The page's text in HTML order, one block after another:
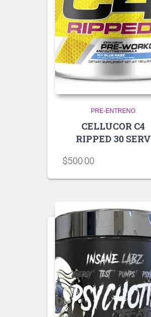
PRE-ENTRENO
CELLUCOR C4
RIPPED 30 SERV
$500.00